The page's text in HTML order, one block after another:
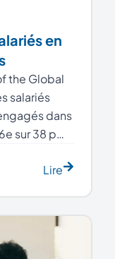
en
the Global
salariés
dans
sur 38 p…
Lire